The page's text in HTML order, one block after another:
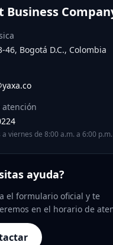
46, Bogotá D.C., Colombia
atención
viernes de 8:00 a.m. a 6:00 p.m.
ayuda?
el formulario oficial y te
en el horario de